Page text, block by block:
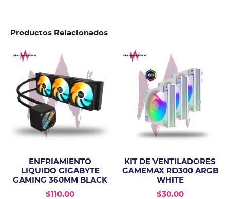
Productos Relacionados
ENFRIAMIENTO
LIQUIDO GIGABYTE
GAMING 360MM BLACK
$110.00
KIT DE VENTILADORES
GAMEMAX RD300 ARGB
WHITE
$30.00